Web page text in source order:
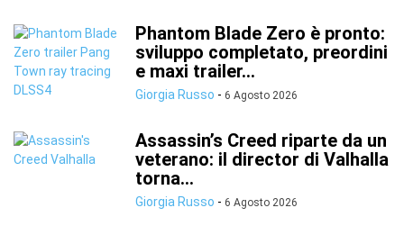
Phantom Blade Zero è pronto:
sviluppo completato, preordini
e maxi trailer...
Giorgia Russo - 6 Agosto 2026
Assassin’s Creed riparte da un
veterano: il director di Valhalla
torna...
Giorgia Russo - 6 Agosto 2026